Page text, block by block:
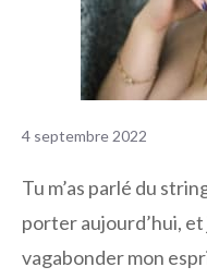
4 septembre 2022
Tu m’as parlé du
porter aujourd’hui,
vagabonder mon